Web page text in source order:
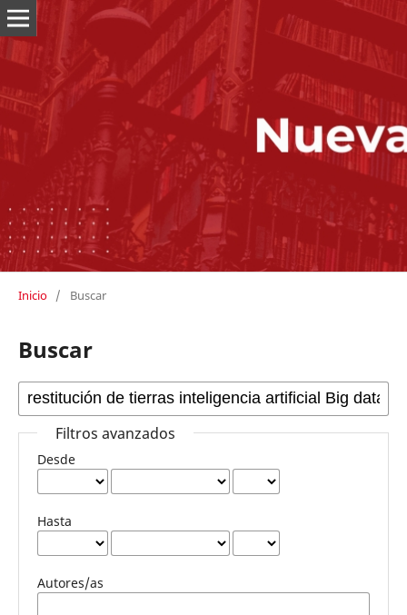
Inicio / Buscar
Buscar
Filtros avanzados
Desde
Hasta
Autores/as